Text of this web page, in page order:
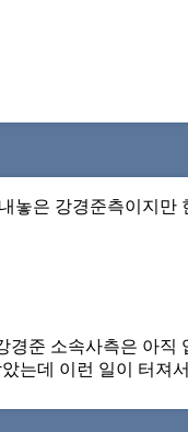
놓은 강경준측이지
경준 소속사측은 아직
는데 이런 일이 터져